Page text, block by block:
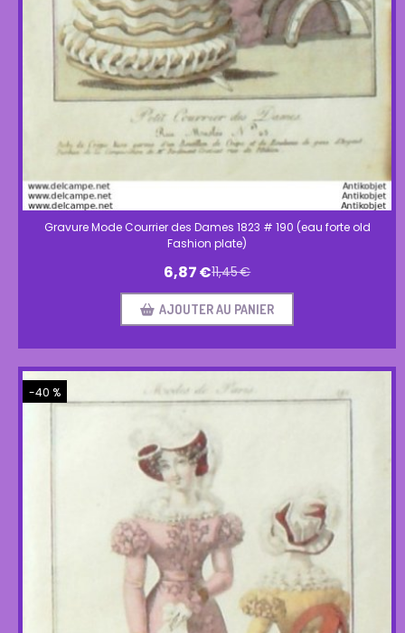
Gravure Mode Courrier des Dames 1823 # 190 (eau forte old
Fashion plate)
6,87€11,45€
AJOUTER AU PANIER
-40 %